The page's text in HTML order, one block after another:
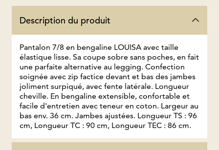
Description du produit
Pantalon 7/8 en bengaline LOUISA avec taille
élastique lisse. Sa coupe sobre sans poches, en fait
une parfaite alternative au legging. Confection
soignée avec zip factice devant et bas des jambes
joliment surpiqué, avec fente latérale. Longueur
cheville. En bengaline extensible, confortable et
facile d'entretien avec teneur en coton. Largeur au
bas env. 36 cm. Jambes ajustées. Longueur TS : 96
cm, Longueur TC : 90 cm, Longueur TEC : 86 cm.